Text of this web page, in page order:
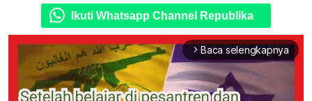
Ikuti Whatsapp Channel Republika
arrow_forward_ios Baca selengkapnya